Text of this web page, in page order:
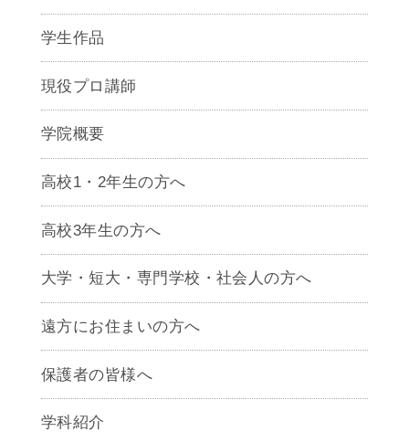
学生作品
現役プロ講師
学院概要
高校1・2年生の方へ
高校3年生の方へ
大学・短大・専門学校・社会人の方へ
遠方にお住まいの方へ
保護者の皆様へ
学科紹介